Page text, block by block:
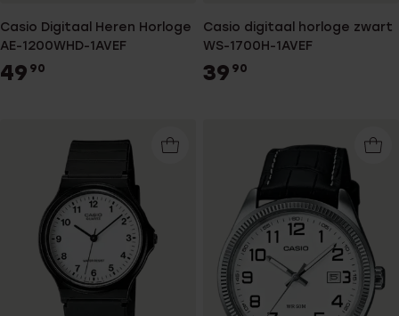
Casio Digitaal Heren Horloge
AE-1200WHD-1AVEF
49 90
Casio digitaal horloge zwart
WS-1700H-1AVEF
39 90